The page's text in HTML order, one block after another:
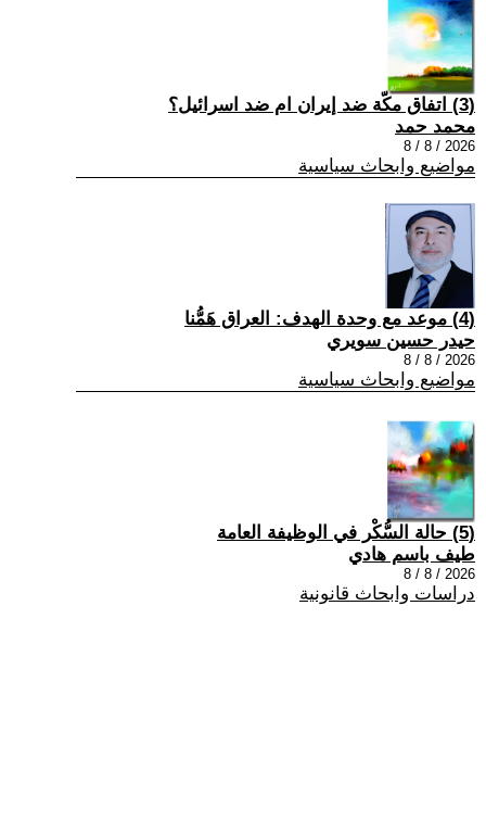
(3) اتفاق مكّة ضد إيران ام ضد اسرائيل؟
محمد حمد
2026 / 8 / 8
مواضيع وابحاث سياسية
(4) موعد مع وحدة الهدف: العراق هَمُّنا
حيدر حسين سويري
2026 / 8 / 8
مواضيع وابحاث سياسية
(5) حالة السُّكْر في الوظيفة العامة
طيف باسم هادي
2026 / 8 / 8
دراسات وابحاث قانونية